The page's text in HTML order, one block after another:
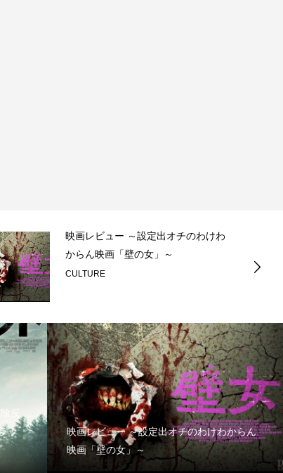
映画レビュー ～設定出オチのわけわ
からん映画「壁の女」～
CULTURE
反
ッ
映画レビュー ～設定出オチのわけわからん
映画「壁の女」～